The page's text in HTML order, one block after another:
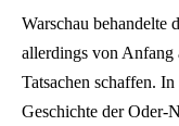
Warschau behandelte
allerdings von Anfang
Tatsachen schaffen.
Geschichte der Oder-